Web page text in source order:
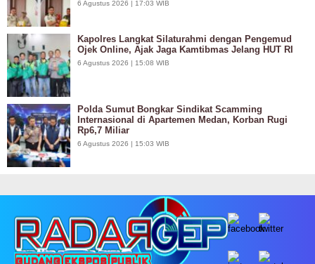
6 Agustus 2026 | 17:03 WIB
Kapolres Langkat Silaturahmi dengan Pengemud
Ojek Online, Ajak Jaga Kamtibmas Jelang HUT RI
6 Agustus 2026 | 15:08 WIB
Polda Sumut Bongkar Sindikat Scamming
Internasional di Apartemen Medan, Korban Rugi
Rp6,7 Miliar
6 Agustus 2026 | 15:03 WIB